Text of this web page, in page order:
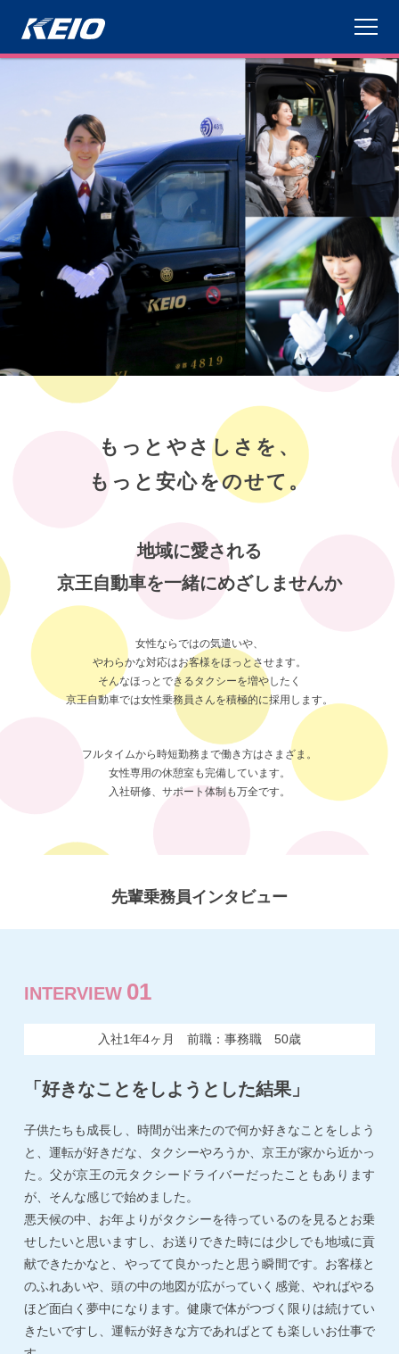
研修制度
働きやすさ
採用までの流れ
応募する
もっとやさしさを、
もっと安心をのせて。
地域に愛される
京王自動車を一緒にめざしませんか
女性ならではの気遣いや、
やわらかな対応はお客様をほっとさせます。
そんなほっとできるタクシーを増やしたく
京王自動車では女性乗務員さんを積極的に採用します。
フルタイムから時短勤務まで働き方はさまざま。
女性専用の休憩室も完備しています。
入社研修、サポート体制も万全です。
先輩乗務員インタビュー
INTERVIEW 01
入社1年4ヶ月 前職：事務職 50歳
「好きなことをしようとした結果」
子供たちも成長し、時間が出来たので何か好きなことをしよう
と、運転が好きだな、タクシーやろうか、京王が家から近かっ
た。父が京王の元タクシードライバーだったこともあります
が、そんな感じで始めました。
悪天候の中、お年よりがタクシーを待っているのを見るとお乗
せしたいと思いますし、お送りできた時には少しでも地域に貢
献できたかなと、やってて良かったと思う瞬間です。お客様と
のふれあいや、頭の中の地図が広がっていく感覚、やればやる
ほど面白く夢中になります。健康で体がつづく限りは続けてい
きたいですし、運転が好きな方であればとても楽しいお仕事で